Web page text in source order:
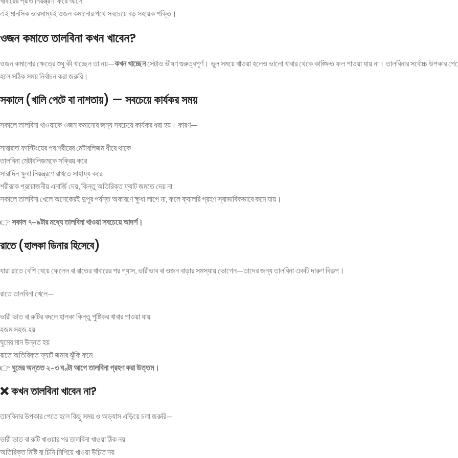
এই মানসিক ভারসাম্যই ওজন কমানোর পথে সবচেয়ে বড় সহায়ক শক্তি।
ওজন কমাতে তালবিনা কখন খাবেন?
ওজন কমানোর ক্ষেত্রে শুধু কী খাচ্ছেন তা নয়—কখন খাচ্ছেনসেটাও ভীষণ গুরুত্বপূর্ণ। ভুল সময়ে খাওয়া হলেও ভালো খাবার থেকে কাঙ্ক্ষিত ফল পাওয়া যায় না। তালবিনার সর্বোচ্চ উপকার
হলে সঠিক সময় নির্বাচন করা জরুরি।
সকালে (খালি পেটে বা নাশতায়) — সবচেয়ে কার্যকর সময়
সকালে তালবিনা খাওয়াকে ওজন কমানোর জন্য সবচেয়ে কার্যকর ধরা হয়। কারণ—
সারারাত ফাস্টিংয়ের পর শরীরের মেটাবলিজম ধীরে থাকে
তালবিনা মেটাবলিজমকে সক্রিয় করে
সারাদিন ক্ষুধা নিয়ন্ত্রণে রাখতে সাহায্য করে
শরীরকে প্রয়োজনীয় এনার্জি দেয়, কিন্তু অতিরিক্ত ফ্যাট জমতে দেয় না
সকালে তালবিনা খেলে অনেকেরই দুপুর পর্যন্ত অকারণে ক্ষুধা লাগে না, ফলে ক্যালরি গ্রহণ স্বাভাবিকভাবে কমে যায়।
👉 সকাল ৭–৯টার মধ্যে তালবিনা খাওয়া সবচেয়ে আদর্শ।
রাতে (হালকা ডিনার হিসেবে)
যারা রাতে বেশি খেয়ে ফেলেন বা রাতের খাবারের পর গ্যাস, ভারীভাব বা ওজন বাড়ার সমস্যায় ভোগেন—তাদের জন্য তালবিনা একটি দারুণ বিকল্প।
রাতে তালবিনা খেলে—
ভারী ভাত বা রুটির বদলে হালকা কিন্তু পুষ্টিকর খাবার পাওয়া যায়
হজম সহজ হয়
ঘুমের মান উন্নত হয়
রাতে অতিরিক্ত ফ্যাট জমার ঝুঁকি কমে
👉 ঘুমের অন্তত ২–৩ ঘণ্টা আগে তালবিনা গ্রহণ করা উত্তম।
❌ কখন তালবিনা খাবেন না?
তালবিনার উপকার পেতে হলে কিছু সময় ও অভ্যাস এড়িয়ে চলা জরুরি—
ভারী ভাত বা রুটি খাওয়ার পর তালবিনা খাওয়া ঠিক নয়
অতিরিক্ত মিষ্টি বা চিনি মিশিয়ে খাওয়া উচিত নয়